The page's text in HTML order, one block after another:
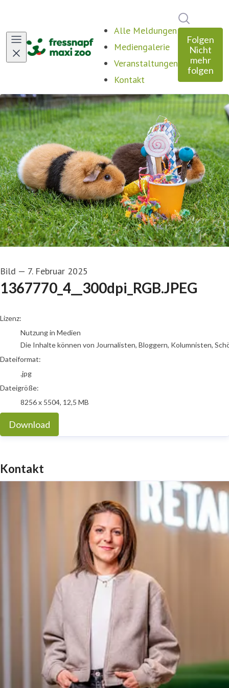
Alle Meldungen
Mediengalerie
Veranstaltungen
Kontakt
Folgen
Nicht
mehr
folgen
Bild — 7. Februar 2025
1367770_4__300dpi_RGB.JPEG
go to media item
Lizenz:
Nutzung in Medien
Die Inhalte können von Journalisten, Bloggern, Kolumnisten,
Dateiformat:
.jpg
Dateigröße:
8256 x 5504, 12,5 MB
Download
Kontakt